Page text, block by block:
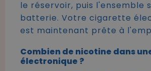
le réservoir, puis l'ensemble
batterie. Votre cigarette
est maintenant prête à
Combien de nicotine dans
électronique ?